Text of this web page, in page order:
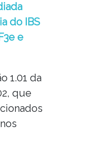
do IBS
e
1.01 da
que